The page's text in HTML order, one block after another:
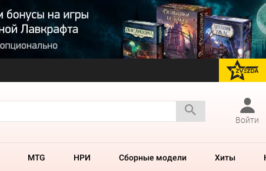
перейти
Войти
MTG НРИ Сборные модели Хиты